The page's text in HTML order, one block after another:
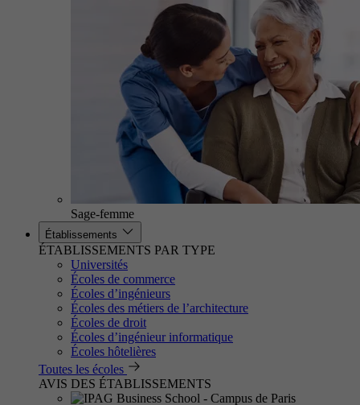
Sage-femme
Établissements
ÉTABLISSEMENTS PAR TYPE
Universités
Écoles de commerce
Écoles d’ingénieurs
Écoles des métiers de l’architecture
Écoles de droit
Écoles d’ingénieur informatique
Écoles hôtelières
Toutes les écoles
AVIS DES ÉTABLISSEMENTS